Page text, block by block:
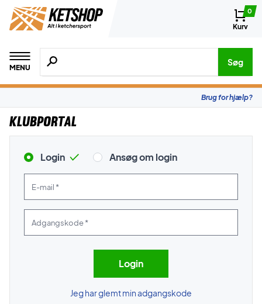
0
Kurv
MENU
Søg efter produkter, mærker etc.
Søg
Brug for hjælp?
Klubportal
Login Ansøg om login
Jeg har glemt min adgangskode